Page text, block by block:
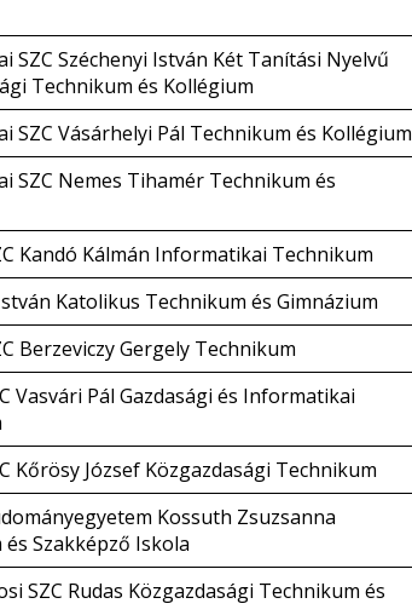
SZC Széchenyi István Két Tanítási Nyelvű
Technikum és Kollégium
SZC Vásárhelyi Pál Technikum és Kollégium
SZC Nemes Tihamér Technikum és
Kandó Kálmán Informatikai Technikum
Katolikus Technikum és Gimnázium
Berzeviczy Gergely Technikum
Vasvári Pál Gazdasági és Informatikai
Kőrösy József Közgazdasági Technikum
Kossuth Zsuzsanna
Szakképző Iskola
SZC Rudas Közgazdasági Technikum és